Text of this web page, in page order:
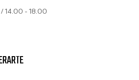
14.00 - 18.00